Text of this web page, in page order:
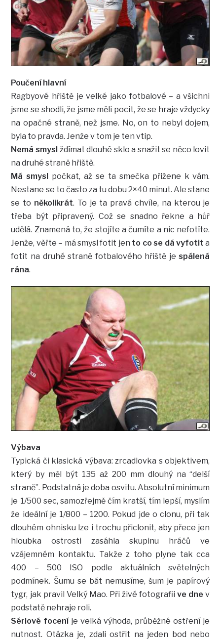
Poučení hlavní
Ragbyové hřiště je velké jako fotbalové – a všichni
jsme se shodli, že jsme měli pocit, že se hraje vždycky
na opačné straně, než jsme. No, on to nebyl dojem,
byla to pravda. Jenže v tom je ten vtip.
Nemá smyslždímat dlouhé sklo a snažit se něco lovit
na druhé straně hřiště.
Má smysl počkat, až se ta smečka přižene k vám.
Nestane se to často za tu dobu 2×40 minut. Ale stane
se to několikrát. To je ta pravá chvíle, na kterou je
třeba být připravený. Což se snadno řekne a hůř
udělá. Znamená to, že stojíte a čumíte a nic nefotíte.
Jenže, věřte – má smysl fotit jen to co se dá vyfotit a
fotit na druhé straně fotbalového hřiště jespálená
rána.
Výbava
Typická či klasická výbava: zrcadlovka s objektivem,
který by měl být 135 až 200 mm dlouhý na “delší
straně”. Podstatná je doba osvitu. Absolutní minimum
je 1/500 sec, samozřejmě čím kratší, tím lepší, myslím
že ideální je 1/800 – 1200. Pokud jde o clonu, při tak
dlouhém ohnisku lze i trochu přiclonit, aby přece jen
hloubka ostrosti zasáhla skupinu hráčů ve
vzájemném kontaktu. Takže z toho plyne tak cca
400 – 500 ISO podle aktuálních světelných
podmínek. Šumu se bát nemusíme, šum je papírový
tygr, jak pravil Velký Mao. Při živé fotografiive dne v
podstatě nehraje roli.
Sériové foceníje velká výhoda, průběžné ostření je
nutnost. Otázka je, zdali ostřit na jeden bod nebo